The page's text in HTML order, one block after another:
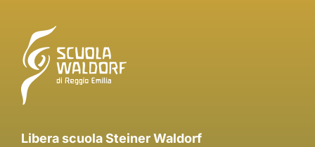
Libera scuola Steiner Waldorf